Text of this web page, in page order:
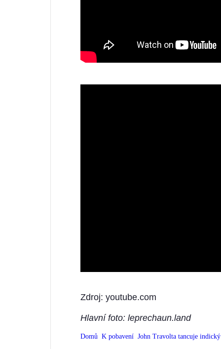
Zdroj: youtube.com
Hlavní foto: leprechaun.land
Domů K pobavení John Travolta tancuje